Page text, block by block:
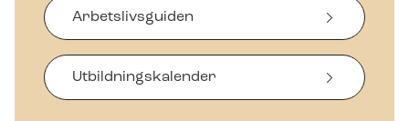
n
a
s
i
Arbetslivsguiden
Ut­bild­nings­ka­len­der